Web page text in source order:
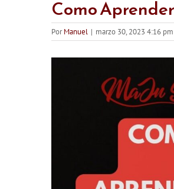
Como
PorManuel | marzo 30, 2023 4:16 pm